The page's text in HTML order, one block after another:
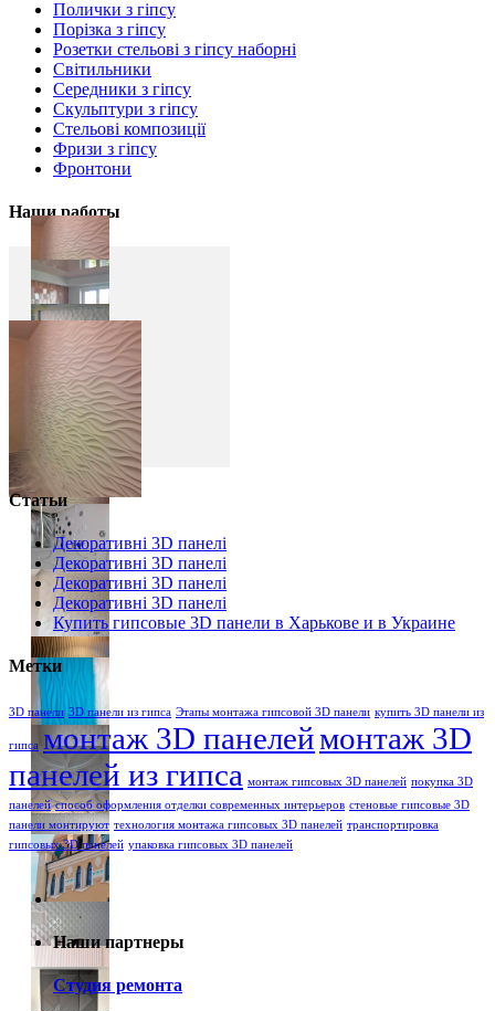
Полички з гіпсу
Порізка з гіпсу
Розетки стельові з гіпсу наборні
Світильники
Середники з гіпсу
Скульптури з гіпсу
Стельові композиції
Фризи з гіпсу
Фронтони
Наши работы
Статьи
Декоративні 3D панелі
Декоративні 3D панелі
Декоративні 3D панелі
Декоративні 3D панелі
Купить гипсовые 3D панели в Харькове и в Украине
Метки
3D панели 3D панели из гипса Этапы монтажа гипсовой 3D панели купить 3D панели из
гипса монтаж 3D панелеймонтаж 3D
панелей из гипса монтаж гипсовых 3D панелей покупка 3D
панелей способ оформления отделки современных интерьеров стеновые гипсовые 3D
панели монтируют технология монтажа гипсовых 3D панелей транспортировка
гипсовых 3D панелей упаковка гипсовых 3D панелей
Наши партнеры
Студия ремонта